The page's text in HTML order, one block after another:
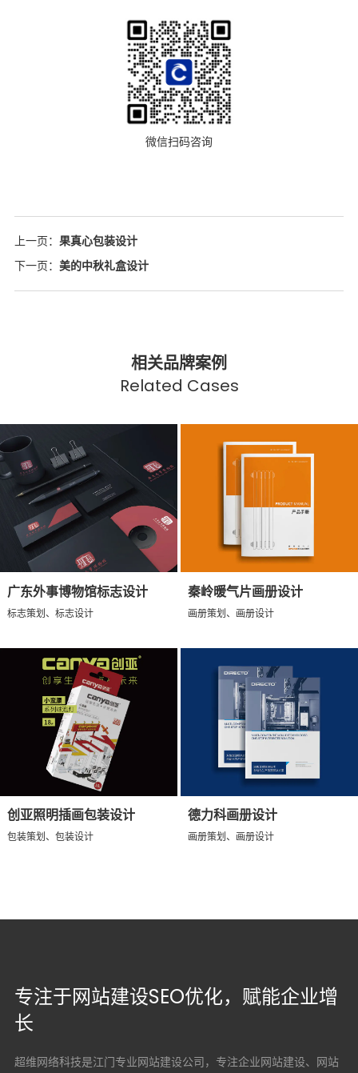
微信扫码咨询
上一页： 果真心包装设计
下一页： 美的中秋礼盒设计
相关品牌案例
Related Cases
广东外事博物馆标志设计
标志策划、标志设计
秦岭暖气片画册设计
画册策划、画册设计
创亚照明插画包装设计
包装策划、包装设计
德力科画册设计
画册策划、画册设计
专注于网站建设SEO优化，赋能企业增
长
超维网络科技是江门专业网站建设公司，专注企业网站建设、网站